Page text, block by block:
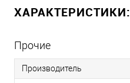
ХАРАКТЕРИСТИКИ:
Прочие
Производитель